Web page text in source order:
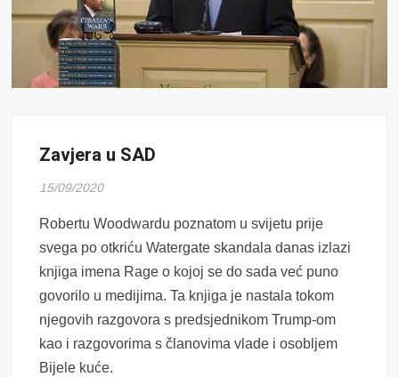
Zavjera u SAD
15/09/2020
Robertu Woodwardu poznatom u svijetu prije
svega po otkriću Watergate skandala danas izlazi
knjiga imena Rage o kojoj se do sada već puno
govorilo u medijima. Ta knjiga je nastala tokom
njegovih razgovora s predsjednikom Trump-om
kao i razgovorima s članovima vlade i osobljem
Bijele kuće.